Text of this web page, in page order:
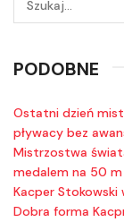
PODOBNE
Ostatni dzień
pływacy bez
Mistrzostwa
medalem na 50
Kacper Stokowski
Dobra forma